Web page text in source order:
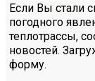
Если Вы стали
погодного
теплотрассы,
новостей.
форму.